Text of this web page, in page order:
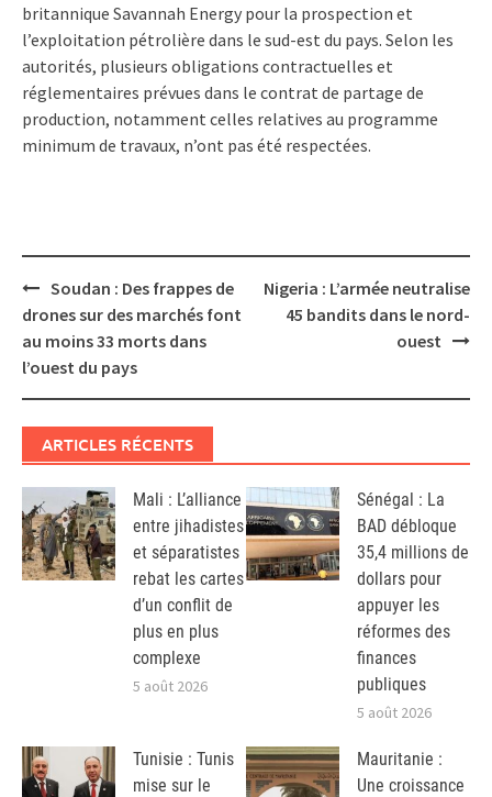
britannique Savannah Energy pour la prospection et
l’exploitation pétrolière dans le sud-est du pays. Selon les
autorités, plusieurs obligations contractuelles et
réglementaires prévues dans le contrat de partage de
production, notamment celles relatives au programme
minimum de travaux, n’ont pas été respectées.
Post
navigation
Soudan : Des frappes de
drones sur des marchés font
au moins 33 morts dans
l’ouest du pays
Nigeria : L’armée neutralise
45 bandits dans le nord-
ouest
ARTICLES RÉCENTS
Mali : L’alliance
entre jihadistes
et séparatistes
rebat les cartes
d’un conflit de
plus en plus
complexe
5 août 2026
Sénégal : La
BAD débloque
35,4 millions de
dollars pour
appuyer les
réformes des
finances
publiques
5 août 2026
Tunisie : Tunis
mise sur le
Mauritanie :
Une croissance